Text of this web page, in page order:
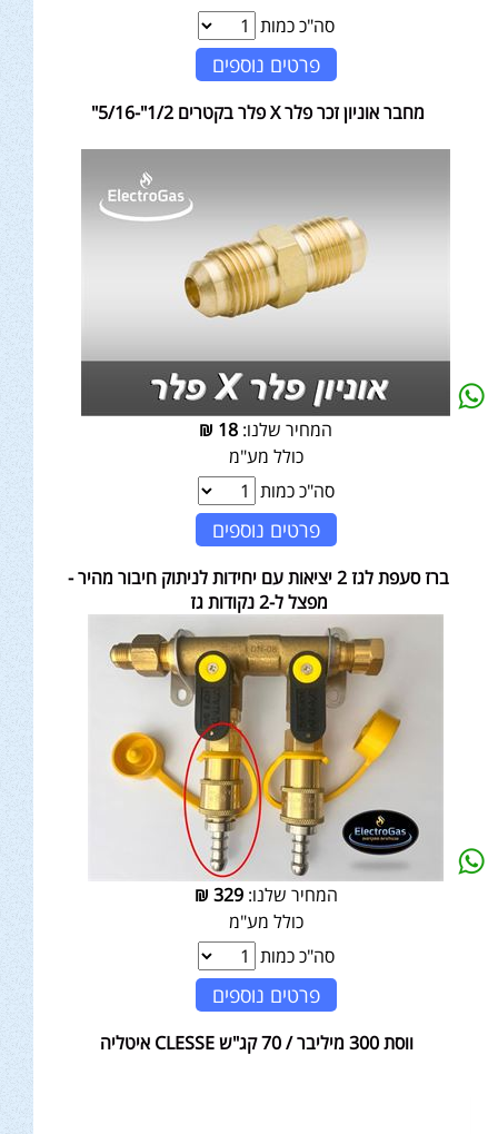
סה"כ כמות
פרטים נוספים
מחבר אוניון זכר פלר X פלר בקטרים 1/2"-5/16"
המחיר שלנו: 18
₪
כולל מע"מ
סה"כ כמות
פרטים נוספים
ברז סעפת לגז 2 יציאות עם יחידות לניתוק חיבור מהיר -
מפצל ל-2 נקודות גז
המחיר שלנו:329
₪
כולל מע"מ
סה"כ כמות
פרטים נוספים
ווסת 300 מיליבר / 70 קג"ש CLESSE איטליה